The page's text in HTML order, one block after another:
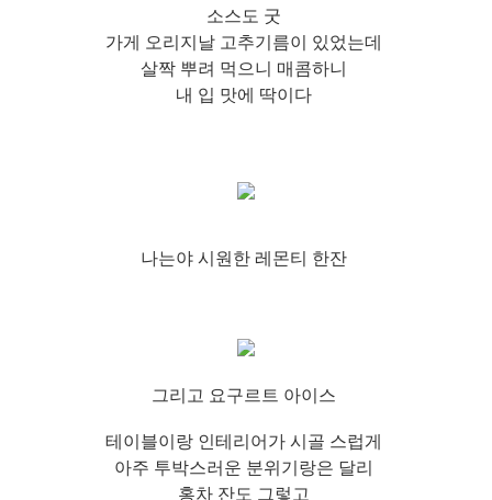
소스도 굿
가게 오리지날 고추기름이 있었는데
살짝 뿌려 먹으니 매콤하니
내 입 맛에 딱이다
나는야 시원한 레몬티 한잔
그리고 요구르트 아이스
테이블이랑 인테리어가 시골 스럽게
아주 투박스러운 분위기랑은 달리
홍차 잔도 그렇고